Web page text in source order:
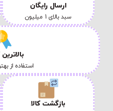
ارسال رایگان
سبد بالای 1 میلیون
استفاده از
بازگشت کالا